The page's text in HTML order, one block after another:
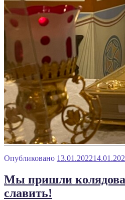
Опубликовано 13.01.2022
Мы пришли
славить!